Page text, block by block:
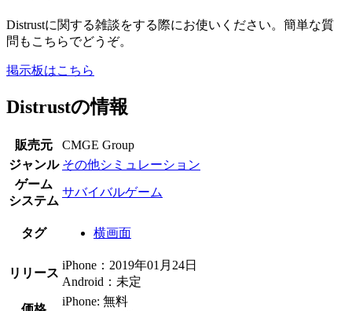
Distrustに関する雑談をする際にお使いください。簡単な質
問もこちらでどうぞ。
掲示板はこちら
Distrustの情報
販売元
CMGE Group
ジャンル その他シミュレーション
ゲーム
システム
サバイバルゲーム
タグ 横画面
リリース
iPhone：2019年01月24日
Android：未定
iPhone: 無料